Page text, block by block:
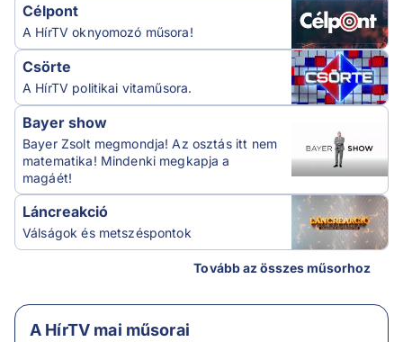
Célpont
A HírTV oknyomozó műsora!
Csörte
A HírTV politikai vitaműsora.
Bayer show
Bayer Zsolt megmondja! Az osztás itt nem
matematika! Mindenki megkapja a
magáét!
Láncreakció
Válságok és metszéspontok
Tovább az összes műsorhoz
A HírTV mai műsorai